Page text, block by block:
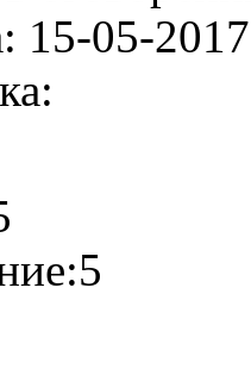
15-05-2017
5